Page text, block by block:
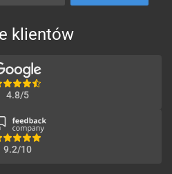
klientów
4.8/5
9.2/10